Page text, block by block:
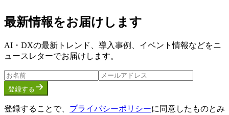
最新情報をお届けします
AI・DXの最新トレンド、導入事例、イベント情報などをニ
ュースレターでお届けします。
登録する
登録することで、 プライバシーポリシーに同意したものとみ